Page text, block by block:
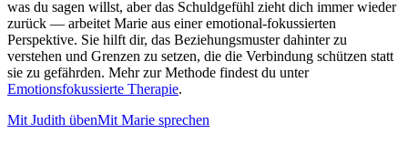
was du sagen willst, aber das Schuldgefühl zieht dich immer wieder
zurück — arbeitet Marie aus einer emotional-fokussierten
Perspektive. Sie hilft dir, das Beziehungsmuster dahinter zu
verstehen und Grenzen zu setzen, die die Verbindung schützen statt
sie zu gefährden. Mehr zur Methode findest du unter
Emotionsfokussierte Therapie.
Mit Judith übenMit Marie sprechen